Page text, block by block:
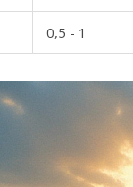
0,5 - 1